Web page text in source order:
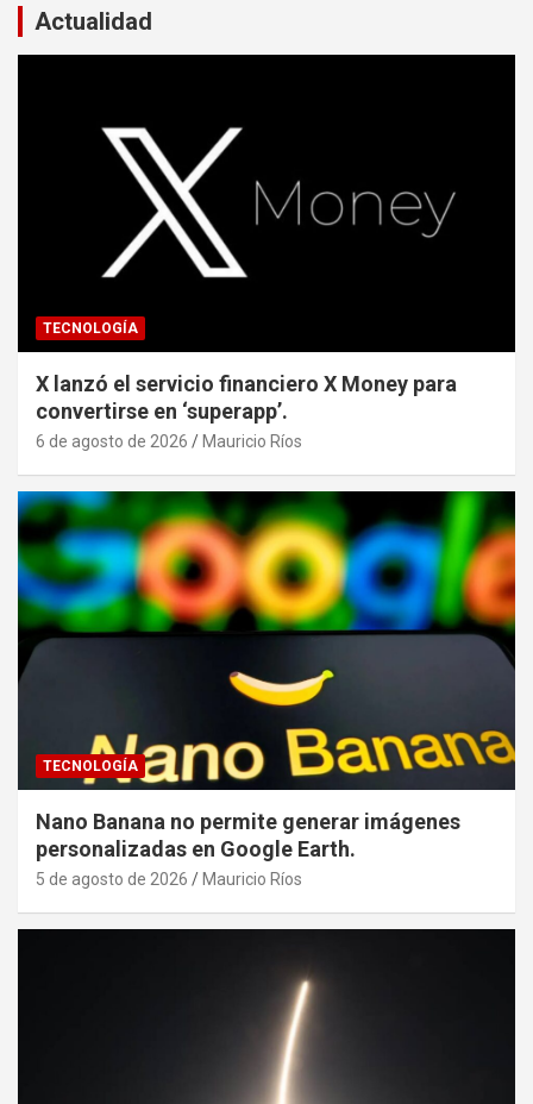
Actualidad
TECNOLOGÍA
X lanzó el servicio financiero X Money para
convertirse en ‘superapp’.
6 de agosto de 2026 Mauricio Ríos
TECNOLOGÍA
Nano Banana no permite generar imágenes
personalizadas en Google Earth.
5 de agosto de 2026 Mauricio Ríos